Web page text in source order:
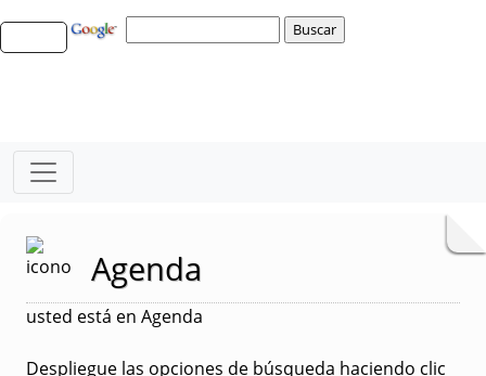
Agenda
usted está en Agenda
Despliegue las opciones de búsqueda haciendo clic